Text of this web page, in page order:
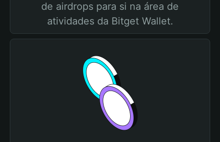
de airdrops para si na área de
atividades da Bitget Wallet.